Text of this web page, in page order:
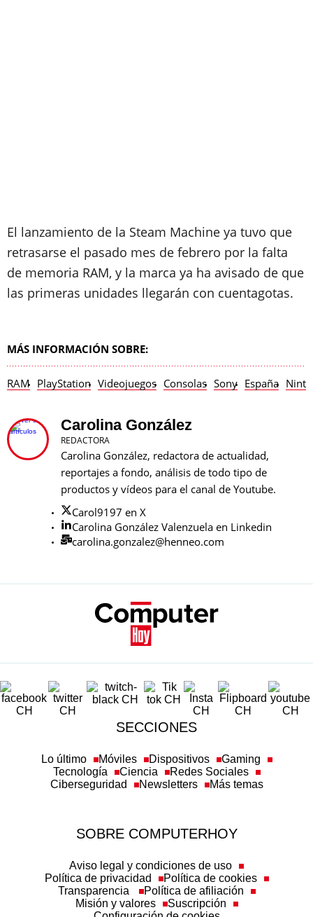
El lanzamiento de la Steam Machine ya tuvo que
retrasarse el pasado mes de febrero por la falta
de memoria RAM, y la marca ya ha avisado de que
las primeras unidades llegarán con cuentagotas.
MÁS INFORMACIÓN SOBRE:
RAM PlayStation Videojuegos Consolas Sony España
Carolina González
REDACTORA
Carolina González, redactora de actualidad,
reportajes a fondo, análisis de todo tipo de
productos y vídeos para el canal de Youtube.
Carol9197 en X
Carolina González Valenzuela en Linkedin
carolina.gonzalez@henneo.com
SECCIONES
Móviles Dispositivos
Aviso legal y condiciones de uso
Misión y valores
Suscripción
Configuración de cookies